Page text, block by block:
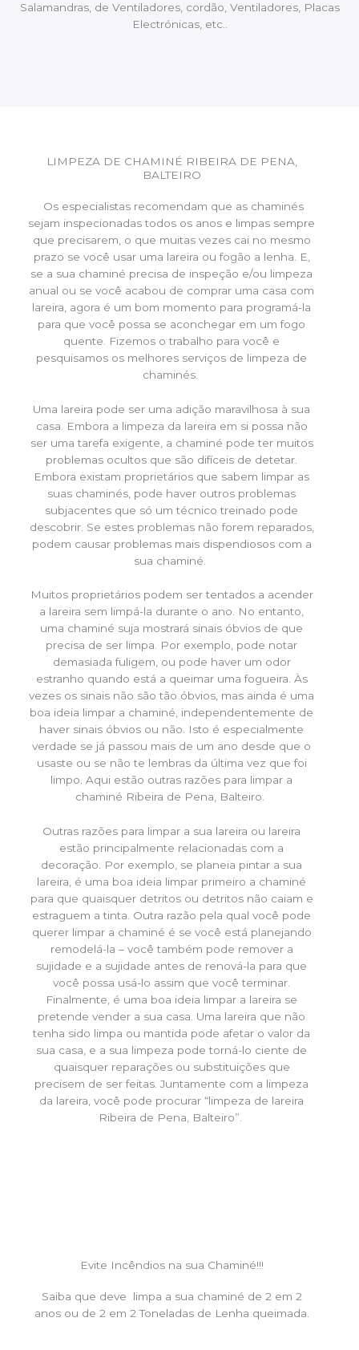
Salamandras, de Ventiladores, cordão, Ventiladores, Placas
Electrónicas, etc..
LIMPEZA DE CHAMINÉ RIBEIRA DE PENA,
BALTEIRO
Os especialistas recomendam que as chaminés
sejam inspecionadas todos os anos e limpas sempre
que precisarem, o que muitas vezes cai no mesmo
prazo se você usar uma lareira ou fogão a lenha. E,
se a sua chaminé precisa de inspeção e/ou limpeza
anual ou se você acabou de comprar uma casa com
lareira, agora é um bom momento para programá-la
para que você possa se aconchegar em um fogo
quente. Fizemos o trabalho para você e
pesquisamos os melhores serviços de limpeza de
chaminés.
Uma lareira pode ser uma adição maravilhosa à sua
casa. Embora a limpeza da lareira em si possa não
ser uma tarefa exigente, a chaminé pode ter muitos
problemas ocultos que são difíceis de detetar.
Embora existam proprietários que sabem limpar as
suas chaminés, pode haver outros problemas
subjacentes que só um técnico treinado pode
descobrir. Se estes problemas não forem reparados,
podem causar problemas mais dispendiosos com a
sua chaminé.
Muitos proprietários podem ser tentados a acender
a lareira sem limpá-la durante o ano. No entanto,
uma chaminé suja mostrará sinais óbvios de que
precisa de ser limpa. Por exemplo, pode notar
demasiada fuligem, ou pode haver um odor
estranho quando está a queimar uma fogueira. Às
vezes os sinais não são tão óbvios, mas ainda é uma
boa ideia limpar a chaminé, independentemente de
haver sinais óbvios ou não. Isto é especialmente
verdade se já passou mais de um ano desde que o
usaste ou se não te lembras da última vez que foi
limpo. Aqui estão outras razões para limpar a
chaminé Ribeira de Pena, Balteiro.
Outras razões para limpar a sua lareira ou lareira
estão principalmente relacionadas com a
decoração. Por exemplo, se planeia pintar a sua
lareira, é uma boa ideia limpar primeiro a chaminé
para que quaisquer detritos ou detritos não caiam e
estraguem a tinta. Outra razão pela qual você pode
querer limpar a chaminé é se você está planejando
remodelá-la – você também pode remover a
sujidade e a sujidade antes de renová-la para que
você possa usá-lo assim que você terminar.
Finalmente, é uma boa ideia limpar a lareira se
pretende vender a sua casa. Uma lareira que não
tenha sido limpa ou mantida pode afetar o valor da
sua casa, e a sua limpeza pode torná-lo ciente de
quaisquer reparações ou substituições que
precisem de ser feitas. Juntamente com a limpeza
da lareira, você pode procurar “limpeza de lareira
Ribeira de Pena, Balteiro”.
Evite Incêndios na sua Chaminé!!!
Saiba que deve limpa a sua chaminé de 2 em 2
anos ou de 2 em 2 Toneladas de Lenha queimada.